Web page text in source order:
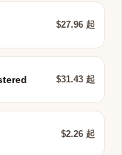
$27.96 起
$31.43 起
$2.26 起